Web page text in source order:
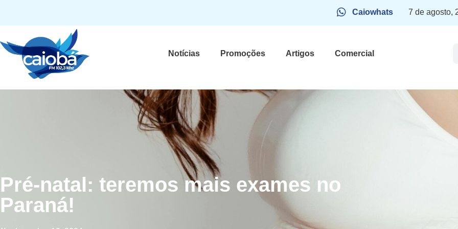
Caiowhats 7 de agosto,
Notícias Promoções Artigos Comercial
Pré-natal: teremos mais exames no
Paraná!